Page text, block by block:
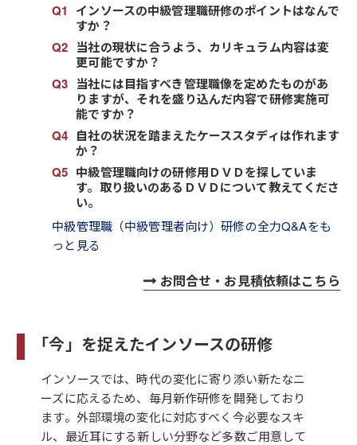
インソースの中級管理職研修のポイントはなんで
すか？
当社の現状に合うよう、カリキュラム内容は変
更可能ですか？
当社には目指すべき管理職像を定めたものがあ
りますが、それを盛り込んだ内容で研修実施可
能ですか？
自社の状況を踏まえたケーススタディは作れます
か？
中級管理職向けの研修用ＤＶＤを探していま
す。取り扱いのあるＤＶＤについて教えてくださ
い。
中級管理職（中級管理者向け）研修の全力Q&Aをも
っと見る
お問合せ・お見積依頼はこちら
「今」を捉えたインソースの研修
インソースでは、時代の変化に寄り添い新たなニ
ーズに応えるため、毎月新作研修を開発しており
ます。外部環境の変化に対応すべく今必要なスキ
ル、最近耳にする新しい分野など多数ご用意して